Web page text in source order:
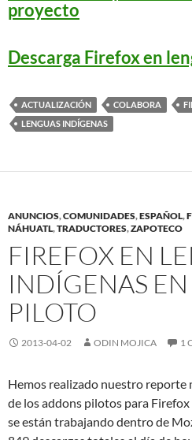
proyecto
Descarga Firefox en
ACTUALIZACIÓN COLABORA
LENGUAS INDÍGENAS
ANUNCIOS,COMUNIDADES,ESPAÑOL,
NÁHUATL,TRADUCTORES,ZAPOTECO
FIREFOX EN
INDÍGENAS EN
PILOTO
2013-04-02 ODIN MOJICA 1
Hemos realizado nuestro reporte
de los addons pilotos para
se están trabajando dentro de